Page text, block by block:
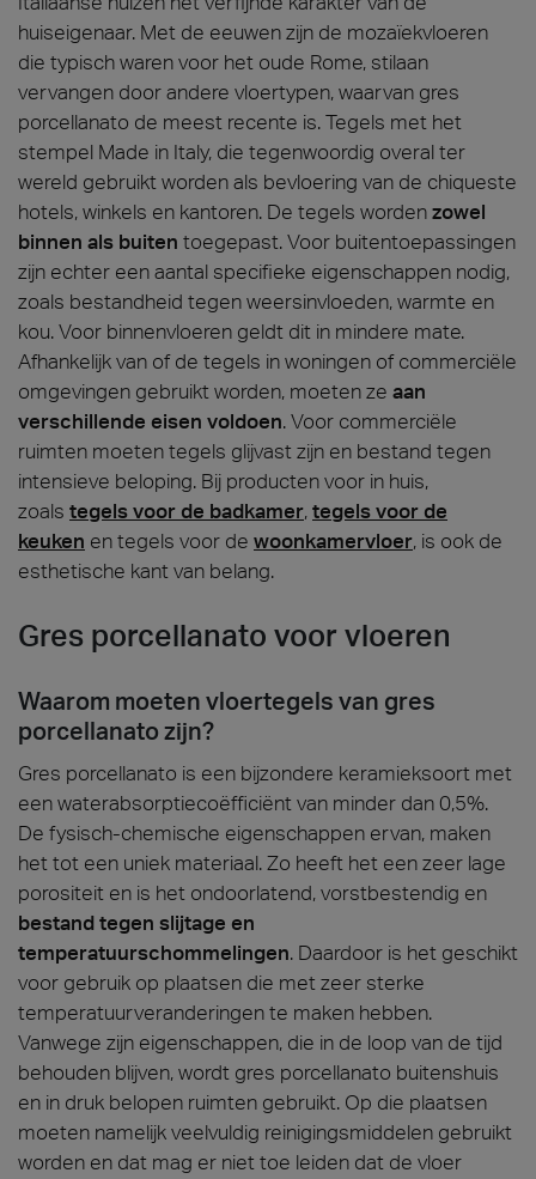
huiseigenaar. Met de eeuwen zijn de mozaïekvloeren
die typisch waren voor het oude Rome, stilaan
vervangen door andere vloertypen, waarvan gres
porcellanato de meest recente is. Tegels met het
stempel Made in Italy, die tegenwoordig overal ter
wereld gebruikt worden als bevloering van de chiqueste
hotels, winkels en kantoren. De tegels wordenzowel
binnen als buiten toegepast. Voor buitentoepassingen
zijn echter een aantal specifieke eigenschappen nodig,
zoals bestandheid tegen weersinvloeden, warmte en
kou. Voor binnenvloeren geldt dit in mindere mate.
Afhankelijk van of de tegels in woningen of commerciële
omgevingen gebruikt worden, moeten ze aan
verschillende eisen voldoen. Voor commerciële
ruimten moeten tegels glijvast zijn en bestand tegen
intensieve beloping. Bij producten voor in huis,
zoals tegels voor de badkamer,tegels voor de
keuken en tegels voor de woonkamervloer, is ook de
esthetische kant van belang.
Gres porcellanato voor vloeren
Waarom moeten vloertegels van gres
porcellanato zijn?
Gres porcellanato is een bijzondere keramieksoort met
een waterabsorptiecoëfficiënt van minder dan 0,5%.
De fysisch-chemische eigenschappen ervan, maken
het tot een uniek materiaal. Zo heeft het een zeer lage
porositeit en is het ondoorlatend, vorstbestendig en
bestand tegen slijtage en
temperatuurschommelingen. Daardoor is het geschikt
voor gebruik op plaatsen die met zeer sterke
temperatuurveranderingen te maken hebben.
Vanwege zijn eigenschappen, die in de loop van de tijd
behouden blijven, wordt gres porcellanato buitenshuis
en in druk belopen ruimten gebruikt. Op die plaatsen
moeten namelijk veelvuldig reinigingsmiddelen gebruikt
worden en dat mag er niet toe leiden dat de vloer